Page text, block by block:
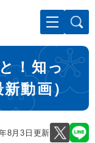
！知っ
新動画）
8月3日更新